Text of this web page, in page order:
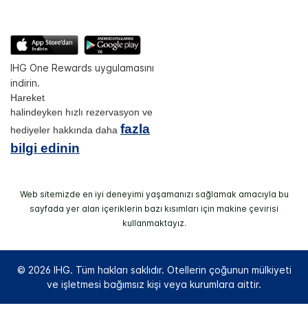
IHG One Rewards uygulamasını
indirin.
Hareket
halindeyken hızlı rezervasyon ve
hediyeler hakkında daha fazla
bilgi edinin
Web sitemizde en iyi deneyimi yaşamanızı sağlamak amacıyla bu
sayfada yer alan içeriklerin bazı kısımları için makine çevirisi
kullanmaktayız.
© 2026 IHG. Tüm hakları saklıdır. Otellerin çoğunun mülkiyeti
ve işletmesi bağımsız kişi veya kurumlara aittir.